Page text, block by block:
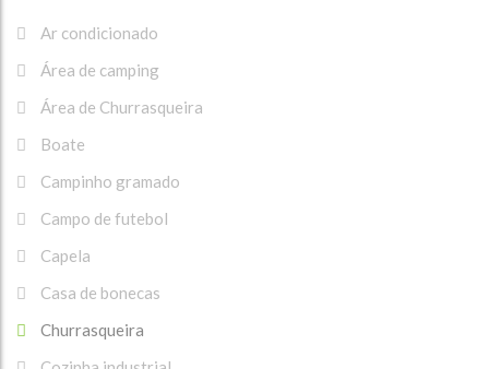
Ar condicionado
Área de camping
Área de Churrasqueira
Boate
Campinho gramado
Campo de futebol
Capela
Casa de bonecas
Churrasqueira